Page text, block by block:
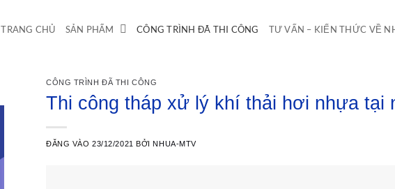
TRANG CHỦ SẢN PHẨM CÔNG TRÌNH ĐÃ THI CÔNG TƯ VẤN – KIẾN THỨC VỀ
CÔNG TRÌNH ĐÃ THI CÔNG
Thi công tháp xử lý khí thải hơi nhựa tại
ĐĂNG VÀO23/12/2021 BỞINHUA-MTV